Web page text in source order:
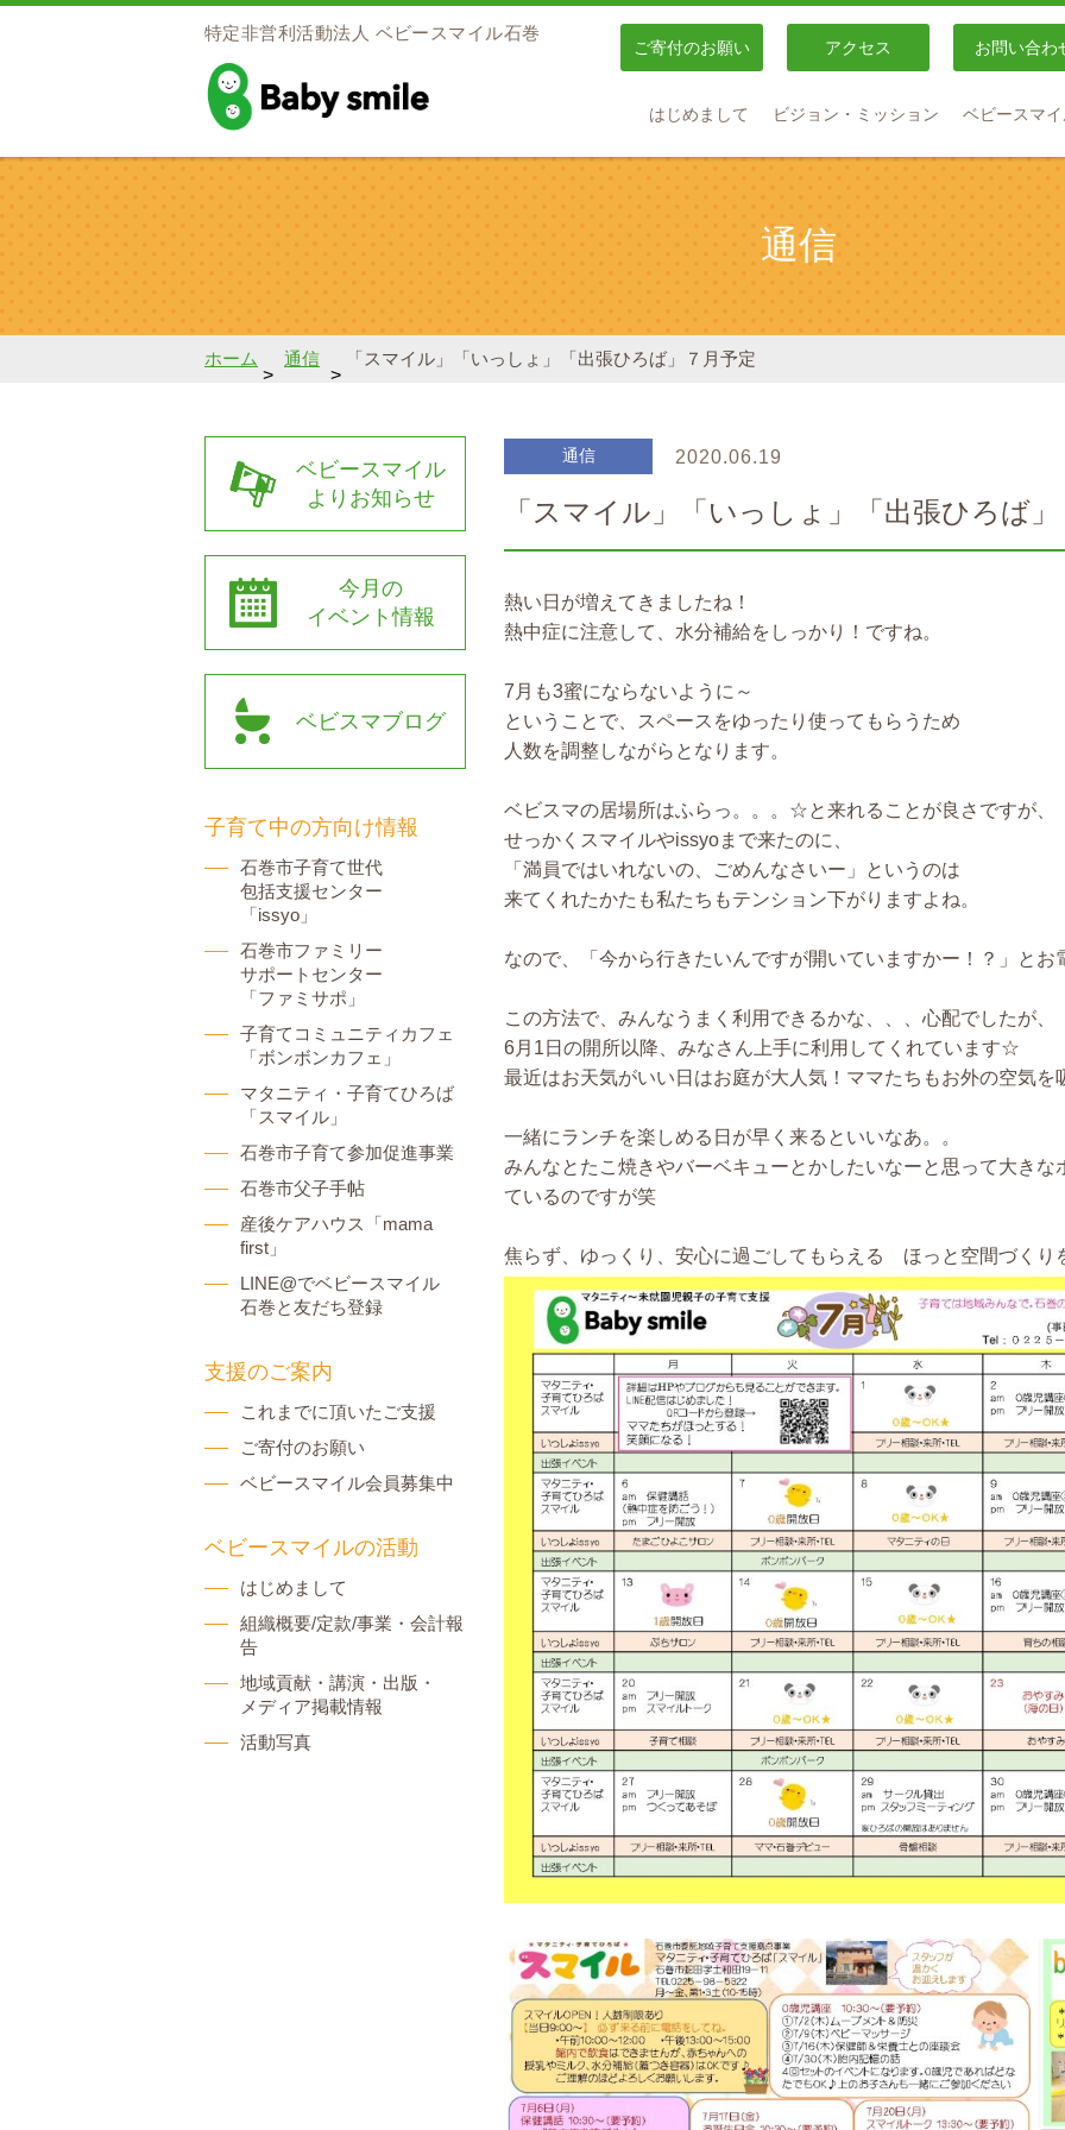
特定非営利活動法人 ベビースマイル石巻
ご寄付のお願い アクセス お問い合わ
はじめまして ビジョン・ミッション ベビースマ
通信
ホーム
>
通信
>
「スマイル」「いっしょ」「出張ひろば」７月予定
通信 2020.06.19
「スマイル」「いっしょ」「出張ひろば
熱い日が増えてきましたね！
熱中症に注意して、水分補給をしっかり！ですね。
7月も3蜜にならないように～
ということで、スペースをゆったり使ってもらうため
人数を調整しながらとなります。
ベビスマの居場所はふらっ。。。☆と来れることが良さですが、
せっかくスマイルやissyoまで来たのに、
「満員ではいれないの、ごめんなさいー」というのは
来てくれたかたも私たちもテンション下がりますよね。
なので、「今から行きたいんですが開いていますかー！？」と
この方法で、みんなうまく利用できるかな、、、心配でしたが、
6月1日の開所以降、みなさん上手に利用してくれています☆
最近はお天気がいい日はお庭が大人気！ママたちもお外の空気
一緒にランチを楽しめる日が早く来るといいなあ。。
みんなとたこ焼きやバーベキューとかしたいなーと思って大きな
ているのですが笑
焦らず、ゆっくり、安心に過ごしてもらえる ほっと空間づくり
ベビースマイル
よりお知らせ
今月の
イベント情報
ベビスマブログ
子育て中の方向け情報
石巻市子育て世代
包括支援センター
「issyo」
石巻市ファミリー
サポートセンター
「ファミサポ」
子育てコミュニティカフェ
「ボンボンカフェ」
マタニティ・子育てひろば
「スマイル」
石巻市子育て参加促進事業
石巻市父子手帖
産後ケアハウス「mama
first」
LINE@でベビースマイル
石巻と友だち登録
支援のご案内
これまでに頂いたご支援
ご寄付のお願い
ベビースマイル会員募集中
ベビースマイルの活動
はじめまして
組織概要/定款/事業・会計報
告
地域貢献・講演・出版・
メディア掲載情報
活動写真